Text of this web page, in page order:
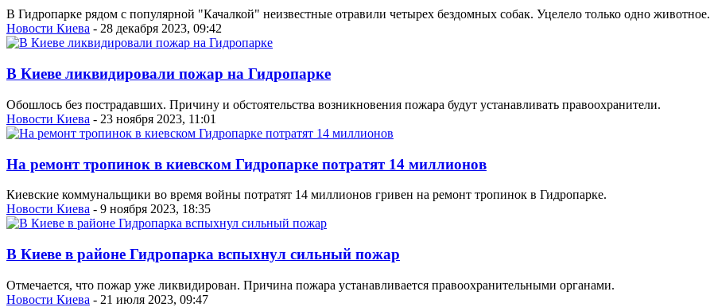
В Гидропарке рядом с популярной "Качалкой" неизвестные отравили четырех бездомных собак. Уцелело только одно животное.
Новости Киева - 28 декабря 2023, 09:42
В Киеве ликвидировали пожар на Гидропарке
Обошлось без пострадавших. Причину и обстоятельства возникновения пожара будут устанавливать правоохранители.
Новости Киева - 23 ноября 2023, 11:01
На ремонт тропинок в киевском Гидропарке потратят 14 миллионов
Киевские коммунальщики во время войны потратят 14 миллионов гривен на ремонт тропинок в Гидропарке.
Новости Киева - 9 ноября 2023, 18:35
В Киеве в районе Гидропарка вспыхнул сильный пожар
Отмечается, что пожар уже ликвидирован. Причина пожара устанавливается правоохранительными органами.
Новости Киева - 21 июля 2023, 09:47